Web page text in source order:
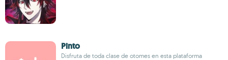
Pinto
Disfruta de toda clase de otomes en esta plataforma